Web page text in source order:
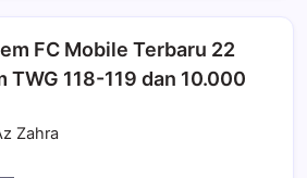
FC Mobile Terbaru 22
TWG 118-119 dan 10.000
Zahra